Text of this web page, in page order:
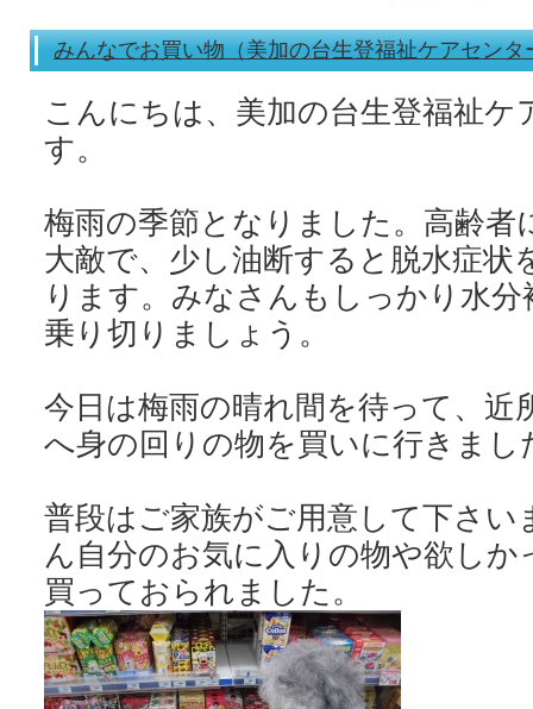
みんなでお買い物（美加の台生登福祉ケアセンタ
こんにちは、美加の台生登福祉ケ
す。
梅雨の季節となりました。高齢者
大敵で、少し油断すると脱水症状
ります。みなさんもしっかり水
乗り切りましょう。
今日は梅雨の晴れ間を待って、近
へ身の回りの物を買いに行きまし
普段はご家族がご用意して下さい
ん自分のお気に入りの物や欲し